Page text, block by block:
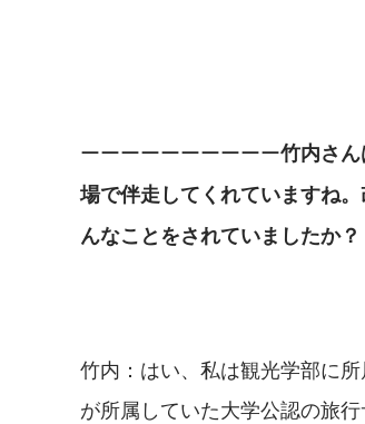
ーーーーーーーーーー竹内さ
場で伴走してくれていますね
んなことをされていましたか？
竹内：はい、私は観光学部に
が所属していた大学公認の旅